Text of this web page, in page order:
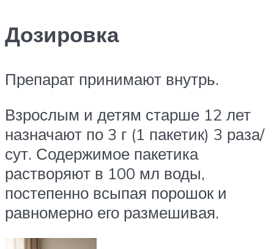
Дозировка
Препарат принимают внутрь.
Взрослым и детям старше 12 лет
назначают по 3 г (1 пакетик) 3 раза/
сут. Содержимое пакетика
растворяют в 100 мл воды,
постепенно всыпая порошок и
равномерно его размешивая.